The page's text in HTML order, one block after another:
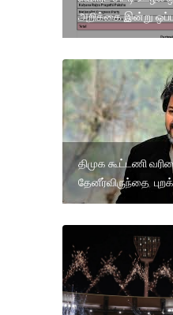
அறிக்கை இன்று
திமுக கூட்டணி
தேனீர்விருந்தை